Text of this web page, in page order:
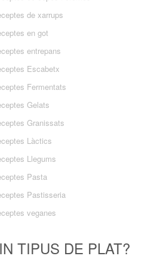
de xarrups
en got
entrepans
Escabetx
Fermentats
Gelats
Granissats
Làctics
Llegums
Pasta
Pastisseria
veganes
TIPUS DE PLAT?